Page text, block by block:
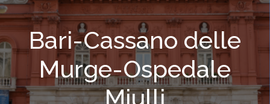
Bari-Cassano delle
Murge-Ospedale
Miulli